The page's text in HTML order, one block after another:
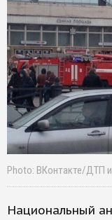
Photo: ВКонтакте/ДТП
Национальный